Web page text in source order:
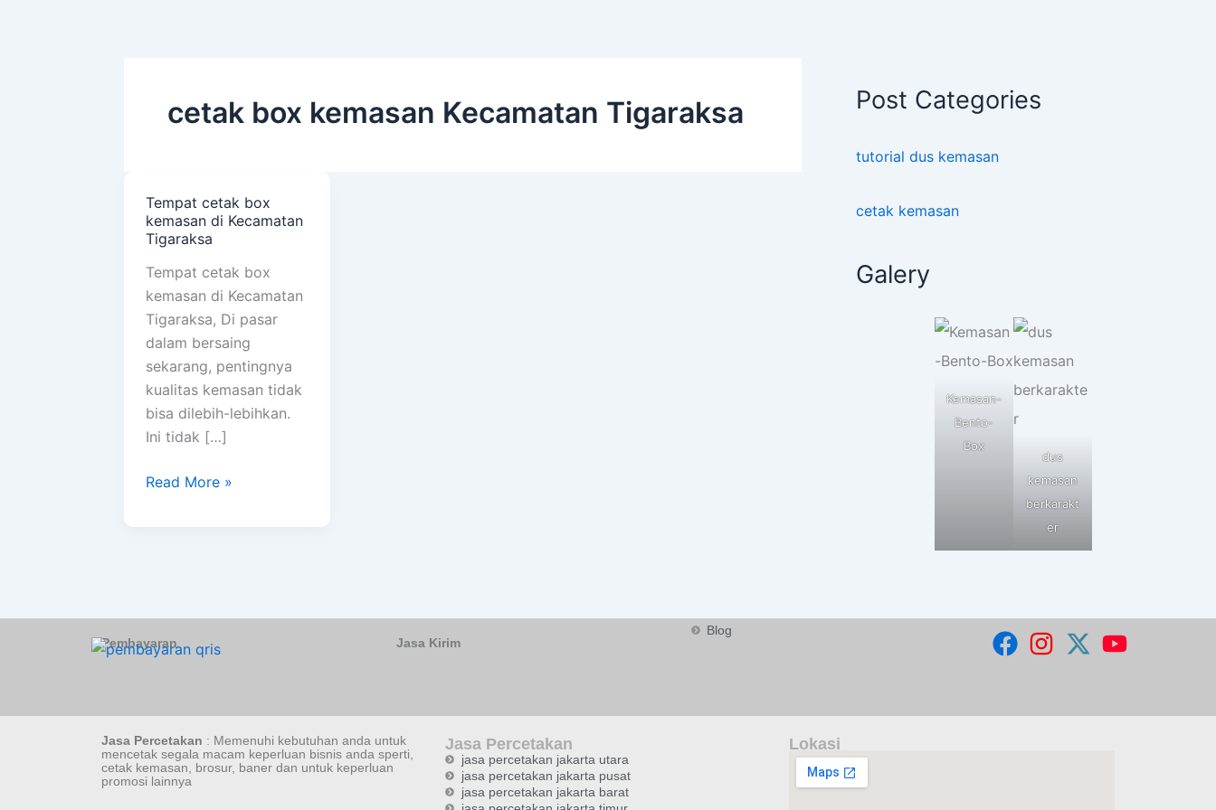
cetak box kemasan Kecamatan Tigaraksa
Tempat cetak box
kemasan di Kecamatan
Tigaraksa
Tempat cetak box
kemasan di Kecamatan
Tigaraksa, Di pasar
dalam bersaing
sekarang, pentingnya
kualitas kemasan tidak
bisa dilebih-lebihkan.
Ini tidak […]
Tempat
cetak
box
kemasan
di
Kecamatan
Tigaraksa
Read More »
Post Categories
tutorial dus kemasan
cetak kemasan
Galery
Kemasan-
Bento-
Box
dus
kemasan
berkarakt
er
Pembayaran Jasa Kirim
Blog
Jasa Percetakan : Memenuhi kebutuhan anda untuk
mencetak segala macam keperluan bisnis anda sperti,
cetak kemasan, brosur, baner dan untuk keperluan
promosi lainnya
Jasa Percetakan
jasa percetakan jakarta utara
jasa percetakan jakarta pusat
jasa percetakan jakarta barat
Lokasi